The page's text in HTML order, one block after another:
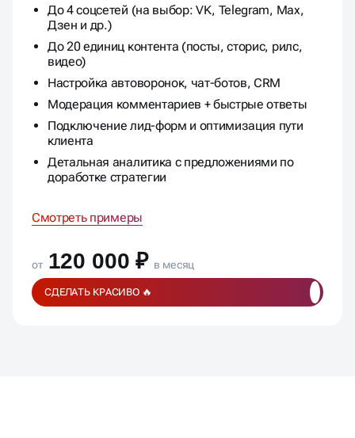
До 4 соцсетей (на выбор: VK, Telegram, Max,
Дзен и др.)
До 20 единиц контента (посты, сторис, рилс,
видео)
Настройка автоворонок, чат-ботов, CRM
Модерация комментариев + быстрые ответы
Подключение лид-форм и оптимизация пути
клиента
Детальная аналитика с предложениями по
доработке стратегии
Смотреть примеры
от 120 000 ₽ в месяц
СДЕЛАТЬ КРАСИВО 🔥